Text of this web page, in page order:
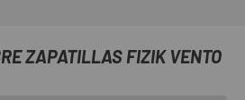
y eficiente.
ZAPATILLAS FIZIK VENTO